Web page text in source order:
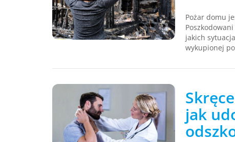
Pożar domu
jakich
wykupionej
jak